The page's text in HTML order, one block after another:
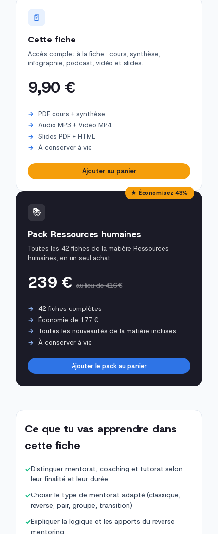
📄
Cette fiche
Accès complet à la fiche : cours, synthèse,
infographie, podcast, vidéo et slides.
9,90 €
PDF cours + synthèse
Audio MP3 + Vidéo MP4
Slides PDF + HTML
À conserver à vie
Ajouter au panier
★ Économisez 43%
📚
Pack Ressources humaines
Toutes les 42 fiches de la matière Ressources
humaines, en un seul achat.
239 €au lieu de 416 €
42 fiches complètes
Économie de 177 €
Toutes les nouveautés de la matière incluses
À conserver à vie
Ajouter le pack au panier
Ce que tu vas apprendre dans
cette fiche
✓Distinguer mentorat, coaching et tutorat selon
leur finalité et leur durée
✓Choisir le type de mentorat adapté (classique,
reverse, pair, groupe, transition)
✓Expliquer la logique et les apports du reverse
mentoring